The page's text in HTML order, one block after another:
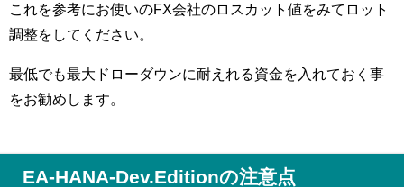
これを参考にお使いのFX会社のロスカット値をみてロット
調整をしてください。
最低でも最大ドローダウンに耐えれる資金を入れておく事
をお勧めします。
EA-HANA-Dev.Editionの注意点